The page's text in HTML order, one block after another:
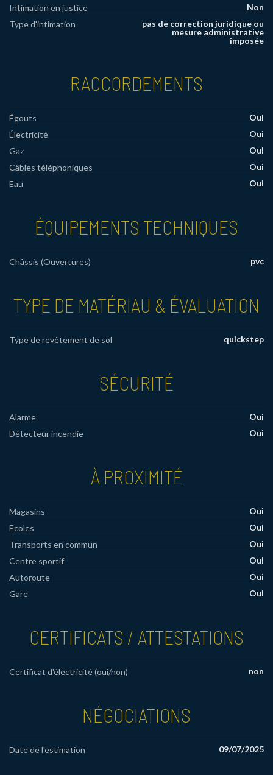
Intimation en justice
Non
Type d'intimation
pas de correction juridique ou
mesure administrative
imposée
RACCORDEMENTS
Égouts
Oui
Électricité
Oui
Gaz
Oui
Câbles téléphoniques
Oui
Eau
Oui
ÉQUIPEMENTS TECHNIQUES
Châssis (Ouvertures) pvc
TYPE DE MATÉRIAU & ÉVALUATION
Type de revêtement de sol quickstep
SÉCURITÉ
Alarme
Oui
Détecteur incendie
Oui
À PROXIMITÉ
Magasins
Oui
Ecoles
Oui
Transports en commun
Oui
Centre sportif
Oui
Autoroute
Oui
Gare
Oui
CERTIFICATS / ATTESTATIONS
Certificat d'électricité (oui/non) non
NÉGOCIATIONS
Date de l'estimation 09/07/2025